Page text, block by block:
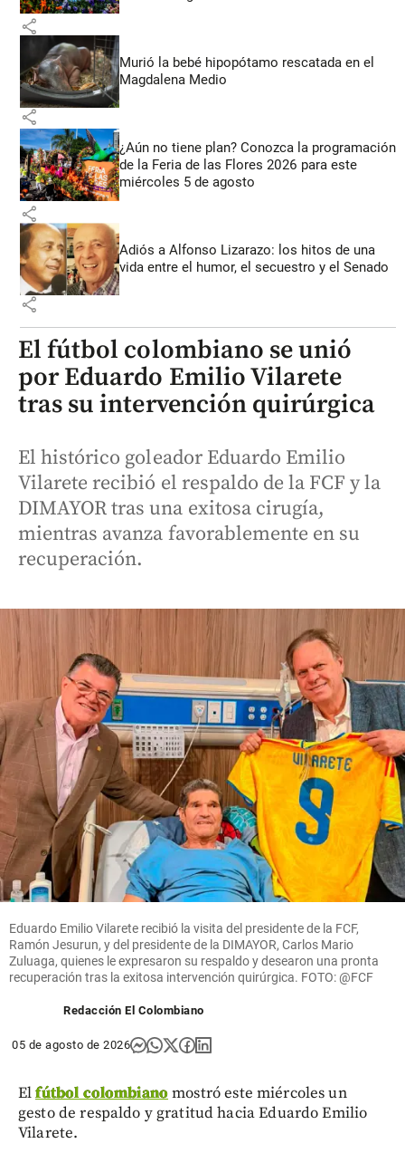
share
Murió la bebé hipopótamo rescatada en el
Magdalena Medio
share
¿Aún no tiene plan? Conozca la programación
de la Feria de las Flores 2026 para este
miércoles 5 de agosto
share
Adiós a Alfonso Lizarazo: los hitos de una
vida entre el humor, el secuestro y el Senado
share
El fútbol colombiano se unió
por Eduardo Emilio Vilarete
tras su intervención quirúrgica
El histórico goleador Eduardo Emilio
Vilarete recibió el respaldo de la FCF y la
DIMAYOR tras una exitosa cirugía,
mientras avanza favorablemente en su
recuperación.
Eduardo Emilio Vilarete recibió la visita del presidente de la FCF,
Ramón Jesurun, y del presidente de la DIMAYOR, Carlos Mario
Zuluaga, quienes le expresaron su respaldo y desearon una pronta
recuperación tras la exitosa intervención quirúrgica. FOTO: @FCF
Redacción El Colombiano
05 de agosto de 2026
Elfútbol colombianomostró este miércoles un
gesto de respaldo y gratitud hacia Eduardo Emilio
Vilarete.